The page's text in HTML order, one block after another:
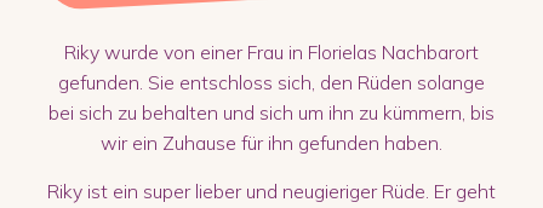
Riky wurde von einer Frau in Florielas Nachbarort
gefunden. Sie entschloss sich, den Rüden solange
bei sich zu behalten und sich um ihn zu kümmern, bis
wir ein Zuhause für ihn gefunden haben.
Riky ist ein super lieber und neugieriger Rüde. Er geht